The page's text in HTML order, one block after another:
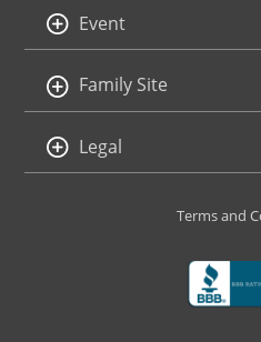
Event
Family Site
Legal
Terms and